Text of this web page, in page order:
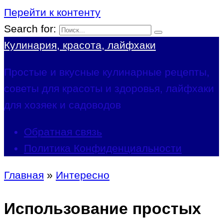
Перейти к контенту
Search for:
Кулинария, красота, лайфхаки
Простые и вкусные кулинарные рецепты,
советы для красоты и здоровья, лайфхаки
для хозяек и садоводов
Обратная связь
Политика Конфиденциальности
Главная » Интересно
Использование простых